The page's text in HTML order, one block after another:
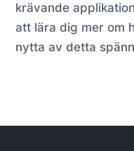
krävande
att lära dig mer om
nytta av detta